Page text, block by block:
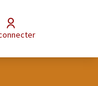
connecter